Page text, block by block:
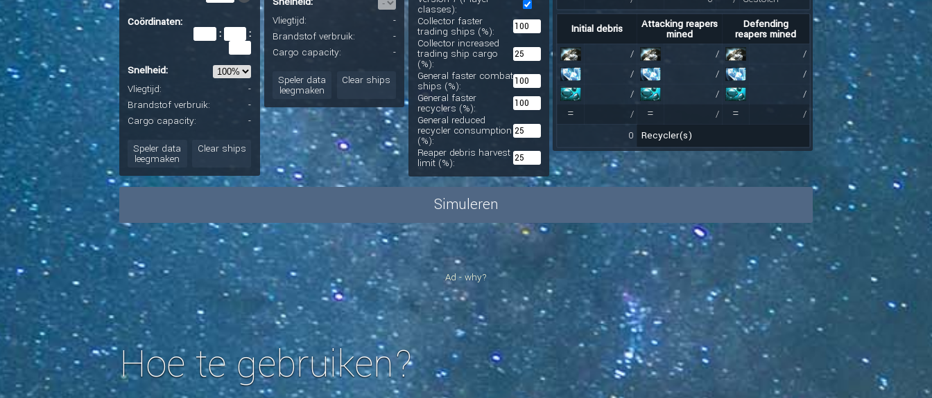
Coördinaten:
:
:
Snelheid:
Vliegtijd:
-
Brandstof verbruik:
-
Cargo capacity:
-
Speler data
leegmaken
Clear ships
Vliegtijd:
-
Brandstof verbruik:
-
Cargo capacity:
-
Speler data
leegmaken
Clear ships
classes):
Collector faster
trading ships (%):
Collector increased
trading ship cargo
(%):
General faster combat
ships (%):
General faster
recyclers (%):
General reduced
recycler consumption
(%):
Reaper debris harvest
limit (%):
Simuleren
Initial debris Attacking reapers
mined
Defending
reapers mined
/
/
/
/
/
/
/
/ /
= / = / =
/
0
Recycler(s)
Ad - why?
Hoe te gebruiken?